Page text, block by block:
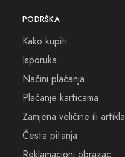
PODRŠKA
Kako kupiti
Isporuka
Načini plaćanja
Plaćanje karticama
Zamjena veličine ili artikla
Česta pitanja